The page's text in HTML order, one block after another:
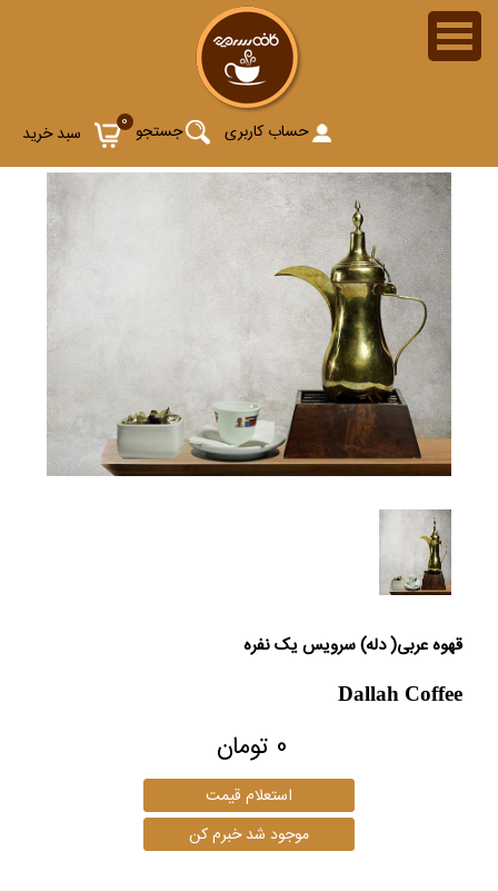
0 سبد خرید جستجو حساب کاربری
قهوه عربی( دله) سرویس یک نفره
Dallah Coffee
0 تومان